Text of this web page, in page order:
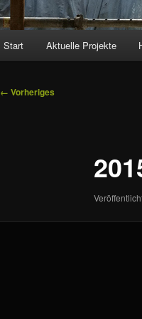
Start Aktuelle Projekte
Bilder-
← Vorheriges